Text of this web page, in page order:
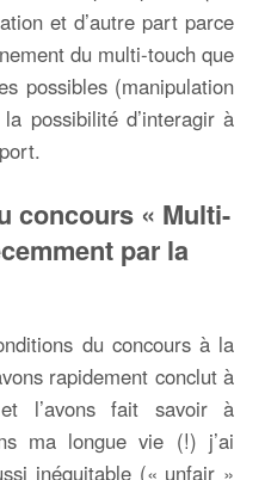
et d’autre part parce
du multi-touch que
possibles (manipulation
possibilité d’interagir à
concours « Multi-
par la
du concours à la
rapidement conclut à
l’avons fait savoir à
ma longue vie (!) j’ai
inéquitable (« unfair »